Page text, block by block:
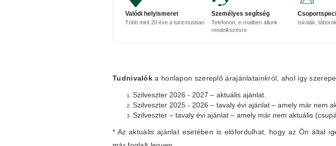
Valódi helyismeret
Több mint 20 éve a turizmusban
Személyes segítség
Telefonon, e-mailben állunk
rendelkezésre
Iskolák,
Tudnivalók a honlapon szereplő árajánlatainkról, ahol igy
Szilveszter 2026 - 2027 – aktuális ajánlat.
Szilveszter 2025 - 2026 – tavaly évi ajánlat – amely már nem
Szilveszter – tavaly évi ajánlat – amely már nem aktuális
* Az aktuális ajánlat esetében is elöfordulhat, hogy az Ön által